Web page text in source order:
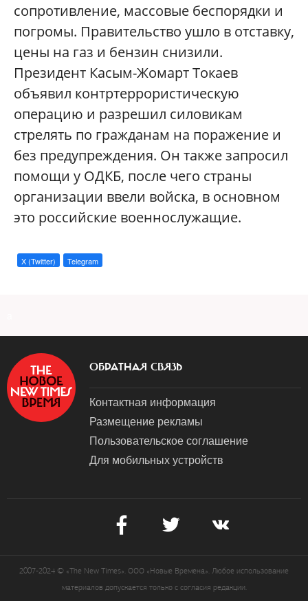
сопротивление, массовые беспорядки и
погромы. Правительство ушло в отставку,
цены на газ и бензин снизили.
Президент Касым-Жомарт Токаев
объявил контртеррористическую
операцию и разрешил силовикам
стрелять по гражданам на поражение и
без предупреждения. Он также запросил
помощи у ОДКБ, после чего страны
организации ввели войска, в основном
это российские военнослужащие.
X (Twitter) Telegram
ОБРАТНАЯ СВЯЗЬ
Контактная информация
Размещение рекламы
Пользовательское соглашение
Для мобильных устройств
2007-2024 © «The New Times». ООО «Новые Времена». Любое использование
материалов допускается только с согласия редакции.